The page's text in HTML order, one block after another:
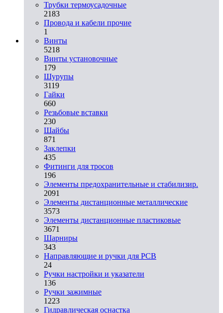
Трубки термоусадочные
2183
Провода и кабели прочие
1
Винты
5218
Винты установочные
179
Шурупы
3119
Гайки
660
Резьбовые вставки
230
Шайбы
871
Заклепки
435
Фитинги для тросов
196
Элементы предохранительные и стабилизир.
2091
Элементы дистанционные металлические
3573
Элементы дистанционные пластиковые
3671
Шарниры
343
Направляющие и ручки для PCB
24
Ручки настройки и указатели
136
Ручки зажимные
1223
Гидравлическая оснастка